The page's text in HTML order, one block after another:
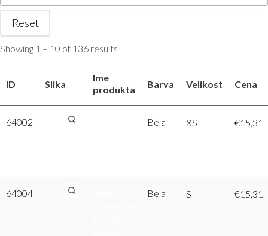
Reset
Showing 1 – 10 of 136 results
ID Slika
Ime
produkta
Barva Velikost Cena
64002 Bela XS €15,31
64004 Bela S €15,31